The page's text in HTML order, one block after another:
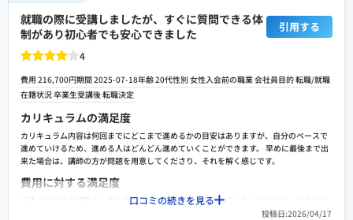
カリキュラムの内容はpremiumproとaftereffectを使ったプロ仕様の動画編集アプリで
の授業でした。費用としては他のカリキュラムと併用していたため少し大きな金額とな
回ありそこで転職に向けたフォローやアドバイスを頂き安心しました。
転職や就職/副業・独立サポートの満足度
教室での講師から直接アドバイスをいただいたり2、3回リモートでの転職相談の面談も
行いました。その中で自分に見合った転職の方向性や具体的な業務内容など良い点と悪
い点を教えて頂き非常に参考になりました。そしてその中で自身に見合った転職の方向
性を見出すことが出来たので感謝しております。ただ求人紹介については積極的ではな
いように感じました。
スクールへの改善ポイント
カリキュラムについては教室とリモートを併用でき非常に利便性がありスムーズに受講
を進めることが出来ました。コミュニティ紹介などはなく一個人のスキル構築に特化し
ているように感じました。転職、副業支援などはあまり積極的ではなく面接対策や個人
就職の際に受講しましたが、すぐに質問できる体
制があり初心者でも安心できました
引用する
4
費用 216,700円期間 2025-07-18年齢 20代性別 女性入会前の職業 会社員目的 転職/就職
在籍状況 卒業生受講後 転職決定
カリキュラムの満足度
カリキュラム内容は何回までにどこまで進めるかの目安はありますが、自分のペースで
進めていけるため、進める人はどんどん進めていくことができます。 早めに最後まで出
来た場合は、講師の方が問題を用意してくださり、それを解く感じです。
費用に対する満足度
派遣会社からの就職で、会社負担だったため個人で支払っていないのですが、相応な値
段かと思います。 カリキュラムもしっかりできますし、カリキュラム後の対応もして下
口コミの続きを見る
投稿日:2026/04/17